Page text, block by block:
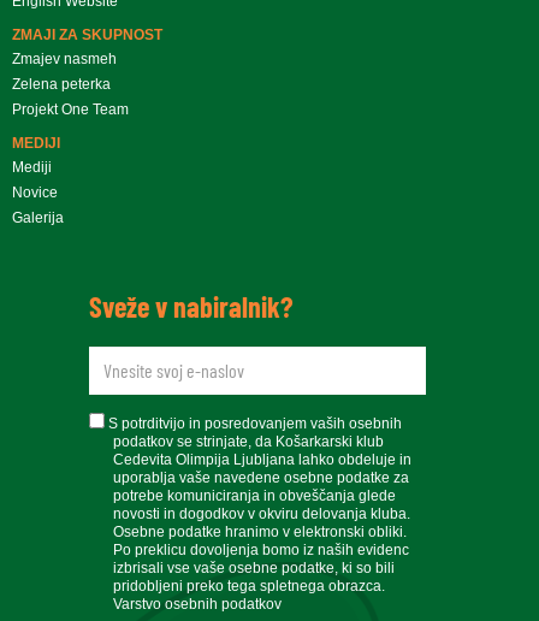
ZMAJI ZA SKUPNOST
Zmajev nasmeh
Zelena peterka
Projekt One Team
MEDIJI
Mediji
Novice
Galerija
Sveže v nabiralnik?
newsletteremail
soglasje
S potrditvijo in posredovanjem vaših osebnih
podatkov se strinjate, da Košarkarski klub
Cedevita Olimpija Ljubljana lahko obdeluje in
uporablja vaše navedene osebne podatke za
potrebe komuniciranja in obveščanja glede
novosti in dogodkov v okviru delovanja kluba.
Osebne podatke hranimo v elektronski obliki.
Po preklicu dovoljenja bomo iz naših evidenc
izbrisali vse vaše osebne podatke, ki so bili
pridobljeni preko tega spletnega obrazca.
Varstvo osebnih podatkov